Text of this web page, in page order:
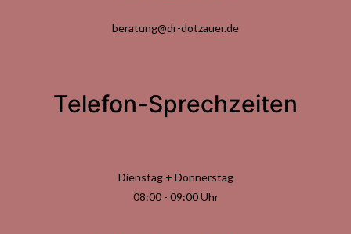
beratung@dr-dotzauer.de
Telefon-Sprechzeiten
Dienstag + Donnerstag
08:00 - 09:00 Uhr